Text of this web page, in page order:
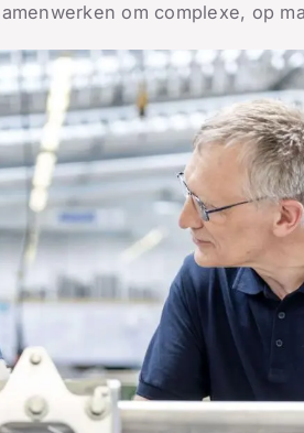
om complexe, op